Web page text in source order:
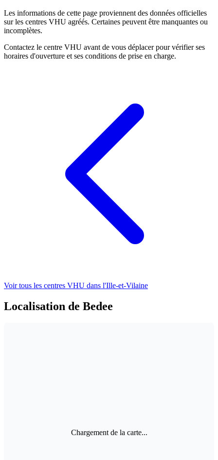
Les informations de cette page proviennent des données officielles
sur les centres VHU agréés. Certaines peuvent être manquantes ou
incomplètes.
Contactez le centre VHU avant de vous déplacer pour vérifier ses
horaires d'ouverture et ses conditions de prise en charge.
Voir tous les centres VHU dans l'Ille-et-Vilaine
Localisation de Bedee
Chargement de la carte...